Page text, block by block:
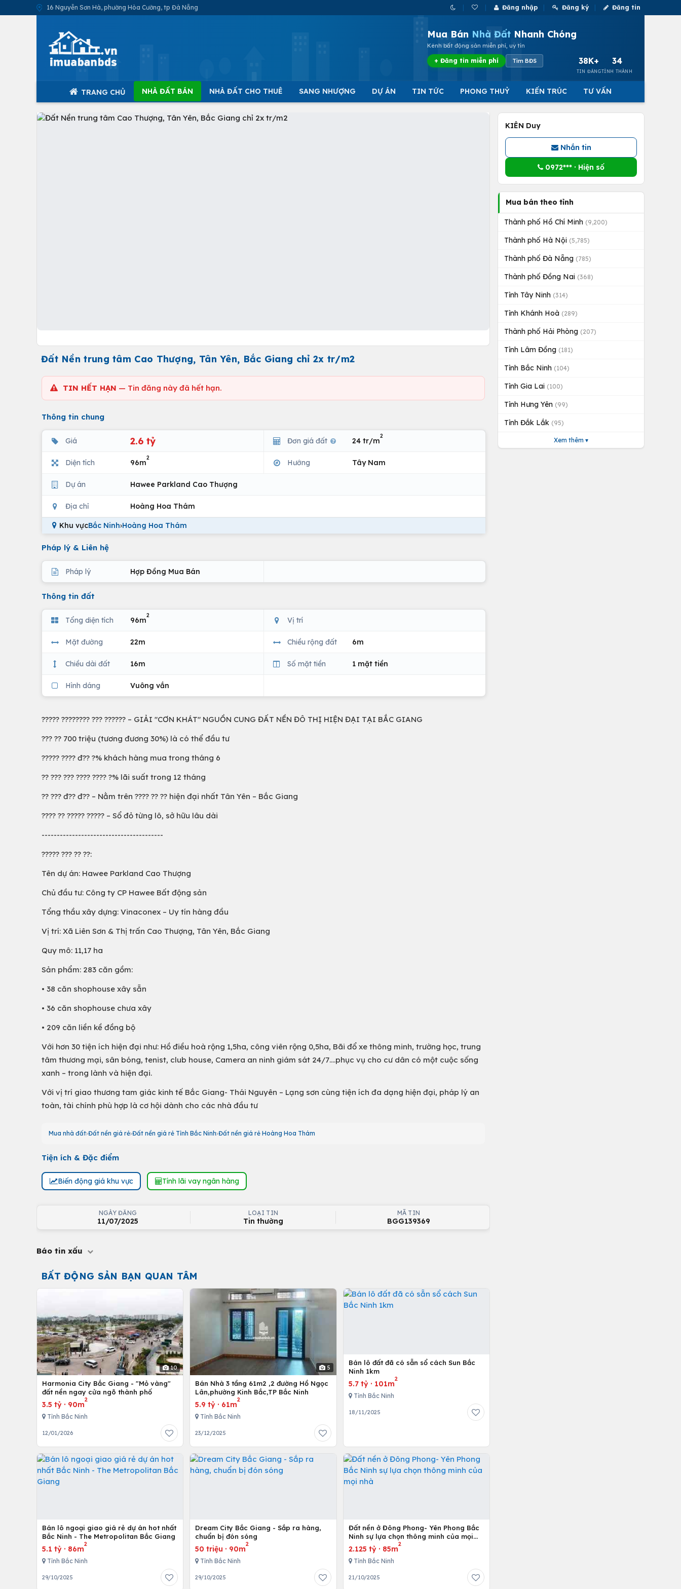
16 Nguyễn Sơn Hà, phường Hòa Cường, tp Đà Nẵng Đăng nhập Đăng ký Đăng tin
Mua Bán Nhà Đất Nhanh Chóng
Kênh bất động sản miễn phí, uy tín
+ Đăng tin miễn phí Tìm BĐS 38K+
TIN ĐĂNG
34
TỈNH THÀNH
TRANG CHỦ NHÀ ĐẤT BÁN NHÀ ĐẤT CHO THUÊ SANG NHƯỢNG DỰ ÁN TIN TỨC PHONG THUỶ KIẾN TRÚC TƯ VẤN
Đất Nền trung tâm Cao Thượng, Tân Yên, Bắc Giang chỉ 2x tr/m2
TIN HẾT HẠN — Tin đăng này đã hết hạn.
Thông tin chung
Giá 2.6 tỷ Đơn giá đất 24 tr/m
2
Diện tích 96m
2
Hướng Tây Nam
Dự án Hawee Parkland Cao Thượng
Địa chỉ Hoàng Hoa Thám
Khu vựcBắc Ninh›Hoàng Hoa Thám
Pháp lý & Liên hệ
Pháp lý Hợp Đồng Mua Bán
Thông tin đất
Tổng diện tích 96m
2
Vị trí
Mặt đường 22m Chiều rộng đất 6m
Chiều dài đất 16m Số mặt tiền 1 mặt tiền
Hình dáng Vuông vắn
????? ???????? ??? ?????? – GIẢI "CƠN KHÁT" NGUỒN CUNG ĐẤT NỀN ĐÔ THỊ HIỆN ĐẠI TẠI BẮC GIANG
??? ?? 700 triệu (tương đương 30%) là có thể đầu tư
????? ???? đ?? ?% khách hàng mua trong tháng 6
?? ??? ??? ???? ???? ?% lãi suất trong 12 tháng
?? ??? đ?? đ?? – Nằm trên ???? ?? ?? hiện đại nhất Tân Yên – Bắc Giang
???? ?? ????? ????? – Sổ đỏ từng lô, sở hữu lâu dài
----------------------------------------
????? ??? ?? ??:
Tên dự án: Hawee Parkland Cao Thượng
Chủ đầu tư: Công ty CP Hawee Bất động sản
Tổng thầu xây dựng: Vinaconex – Uy tín hàng đầu
Vị trí: Xã Liên Sơn & Thị trấn Cao Thượng, Tân Yên, Bắc Giang
Quy mô: 11,17 ha
Sản phẩm: 283 căn gồm:
• 38 căn shophouse xây sẵn
• 36 căn shophouse chưa xây
• 209 căn liền kề đồng bộ
Với hơn 30 tiện ích hiện đại như: Hồ điều hoà rộng 1,5ha, công viên rộng 0,5ha, Bãi đổ xe thông minh, trường học, trung
tâm thương mại, sân bóng, tenist, club house, Camera an ninh giám sát 24/7….phục vụ cho cư dân có một cuộc sống
xanh – trong lành và hiện đại.
Với vị trí giao thương tam giác kinh tế Bắc Giang- Thái Nguyên – Lạng sơn cùng tiện ích đa dạng hiện đại, pháp lý an
toàn, tài chính phù hợp là cơ hội dành cho các nhà đầu tư
Mua nhà đất Đất nền giá rẻ Đất nền giá rẻ Tỉnh Bắc Ninh Đất nền giá rẻ Hoàng Hoa Thám
Tiện ích & Đặc điểm
Biến động giá khu vực Tính lãi vay ngân hàng
NGÀY ĐĂNG
11/07/2025
LOẠI TIN
Tin thường
MÃ TIN
BGG139369
Báo tin xấu
BẤT ĐỘNG SẢN BẠN QUAN TÂM
10
Harmonia City Bắc Giang - "Mỏ vàng"
đất nền ngay cửa ngõ thành phố
3.5 tỷ · 90m
2
Tỉnh Bắc Ninh
12/01/2026
5
Bán Nhà 3 tầng 61m2 ,2 đường Hồ Ngọc
Lân,phường Kinh Bắc,TP Bắc Ninh
5.9 tỷ · 61m
2
Tỉnh Bắc Ninh
23/12/2025
Bán lô đất đã có sẵn sổ cách Sun Bắc
Ninh 1km
5.7 tỷ· 101m
2
Tỉnh Bắc Ninh
18/11/2025
Bán lô ngoại giao giá rẻ dự án hot nhất
Bắc Ninh - The Metropolitan Bắc Giang
5.1 tỷ · 86m
2
Tỉnh Bắc Ninh
29/10/2025
Dream City Bắc Giang - Sắp ra hàng,
chuẩn bị đón sóng
50 triệu · 90m
2
Tỉnh Bắc Ninh
29/10/2025
Đất nền ở Đông Phong- Yên Phong Bắc
Ninh sự lựa chọn thông minh của mọi
nhà
2.125 tỷ· 85m
2
Tỉnh Bắc Ninh
21/10/2025
KIÊN Duy
Nhắn tin
0972*** · Hiện số
Mua bán theo tỉnh
Thành phố Hồ Chí Minh (9,200)
Thành phố Hà Nội (5,785)
Thành phố Đà Nẵng (785)
Thành phố Đồng Nai (368)
Tỉnh Tây Ninh (314)
Tỉnh Khánh Hoà (289)
Thành phố Hải Phòng (207)
Tỉnh Lâm Đồng (181)
Tỉnh Bắc Ninh (104)
Tỉnh Gia Lai (100)
Tỉnh Hưng Yên (99)
Tỉnh Đắk Lắk (95)
Xem thêm ▾